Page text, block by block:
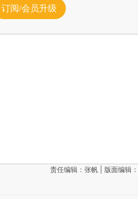
订阅/会员升级
责任编辑：张帆 | 版面编辑